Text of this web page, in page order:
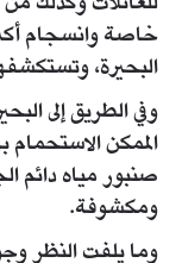
خاصة وانسجام
البحيرة،
وفي الطريق إلى
الممكن
صنبور مياه دائم
ومكشوفة.
وما يلفت النظر